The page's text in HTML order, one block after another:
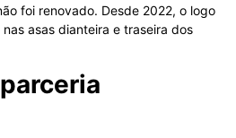
foi renovado. Desde 2022, o logo
asas dianteira e traseira dos